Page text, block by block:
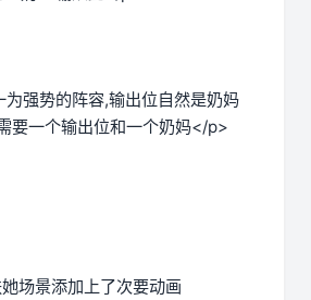
强势的阵容,输出位自然是奶妈
要一个输出位和一个奶妈</p>
场景添加上了次要动画